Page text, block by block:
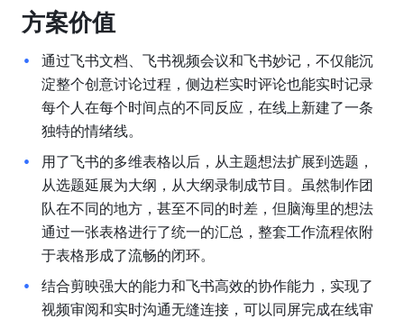
方案价值
通过飞书文档、飞书视频会议和飞书妙记，不仅能沉
淀整个创意讨论过程，侧边栏实时评论也能实时记录
每个人在每个时间点的不同反应，在线上新建了一条
独特的情绪线。
用了飞书的多维表格以后，从主题想法扩展到选题，
从选题延展为大纲，从大纲录制成节目。虽然制作团
队在不同的地方，甚至不同的时差，但脑海里的想法
通过一张表格进行了统一的汇总，整套工作流程依附
于表格形成了流畅的闭环。
结合剪映强大的能力和飞书高效的协作能力，实现了
视频审阅和实时沟通无缝连接，可以同屏完成在线审